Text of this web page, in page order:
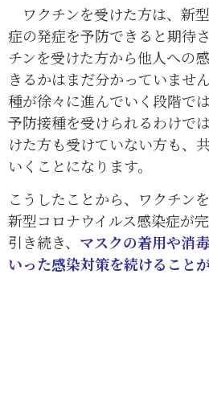
ワクチンを受けた方は、新
症の発症を予防できると期待
チンを受けた方から他人への
きるかはまだ分かっていませ
種が徐々に進んでいく段階で
予防接種を受けられるわけで
けた方も受けていない方も、
いくことになります。
こうしたことから、ワクチン
新型コロナウイルス感染症が
引き続き、 マスクの着用や消
いった感染対策を続けること